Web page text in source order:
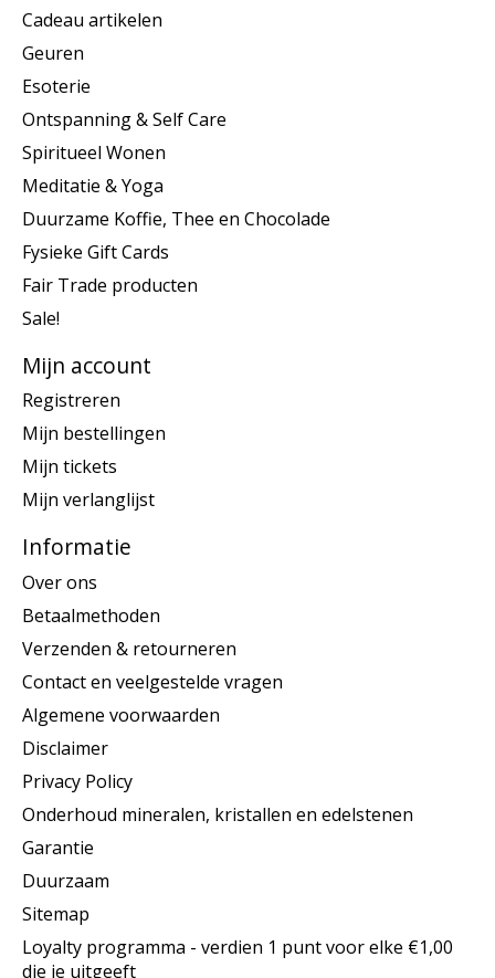
Cadeau artikelen
Geuren
Esoterie
Ontspanning & Self Care
Spiritueel Wonen
Meditatie & Yoga
Duurzame Koffie, Thee en Chocolade
Fysieke Gift Cards
Fair Trade producten
Sale!
Mijn account
Registreren
Mijn bestellingen
Mijn tickets
Mijn verlanglijst
Informatie
Over ons
Betaalmethoden
Verzenden & retourneren
Contact en veelgestelde vragen
Algemene voorwaarden
Disclaimer
Privacy Policy
Onderhoud mineralen, kristallen en edelstenen
Garantie
Duurzaam
Sitemap
Loyalty programma - verdien 1 punt voor elke €1,00
die je uitgeeft